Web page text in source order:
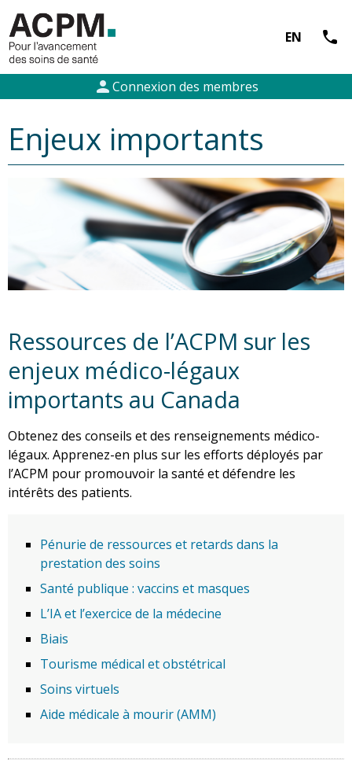
EN call
personConnexion des membres
Enjeux importants
Ressources de l’ACPM sur les
enjeux médico-légaux
importants au Canada
Obtenez des conseils et des renseignements médico-
légaux. Apprenez-en plus sur les efforts déployés par
l’ACPM pour promouvoir la santé et défendre les
intérêts des patients.
Pénurie de ressources et retards dans la
prestation des soins
Santé publique : vaccins et masques
L’IA et l’exercice de la médecine
Biais
Tourisme médical et obstétrical
Soins virtuels
Aide médicale à mourir (AMM)